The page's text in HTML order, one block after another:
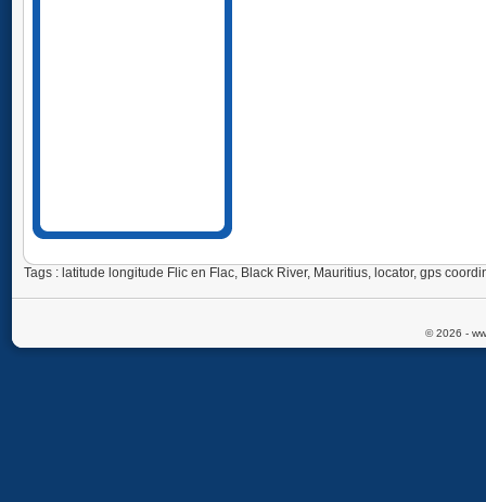
Tags : latitude longitude Flic en Flac, Black River, Mauritius, locator, gps
© 2026 -